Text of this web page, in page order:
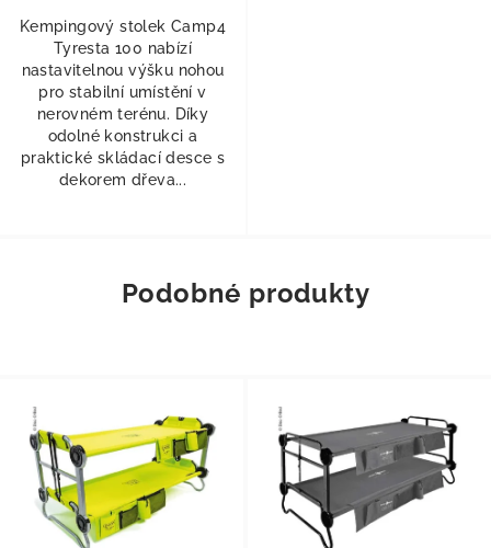
Kempingový stolek Camp4
Tyresta 100 nabízí
nastavitelnou výšku nohou
pro stabilní umístění v
nerovném terénu. Díky
odolné konstrukci a
praktické skládací desce s
dekorem dřeva...
Podobné produkty